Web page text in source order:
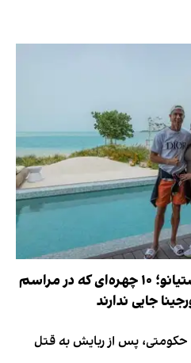
لیست ممنوعه کریستیانو؛ ۱۰ چهره‌ای که در مراسم
جایی ندارند
حکومتی، پس از ربایش به قتل